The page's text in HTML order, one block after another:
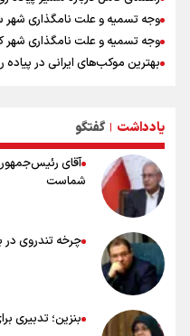
وجه تسمیه و علت نامگذاری شهر
وجه تسمیه و علت نامگذاری شهر
بهترین موکب‌های ایرانی در پیاده روی
۲۰ نکته دوستانه درباره پیاده روی اربعین و عراقی ها
یادداشت | گفتگو
آقای
شماست
چرخه تندروی در
بنزین؛ تدبیری